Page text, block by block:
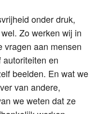
onder druk,
Zo werken wij in
vragen aan mensen
en
beelden. En wat we
van andere,
we weten dat ze